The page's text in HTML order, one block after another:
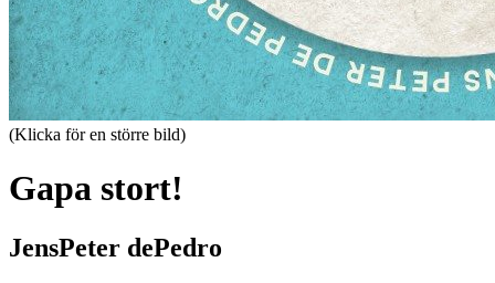
(Klicka för en större bild)
Gapa stort!
JensPeter dePedro